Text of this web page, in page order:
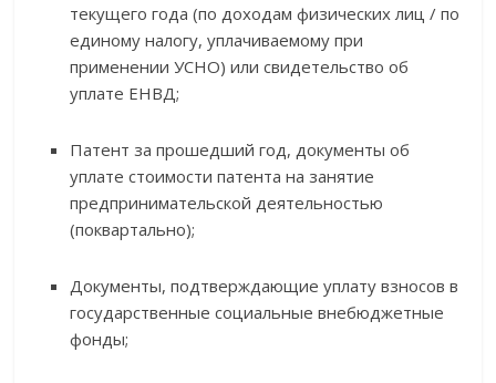
текущего года (по доходам физических лиц / по
единому налогу, уплачиваемому при
применении УСНО) или свидетельство об
уплате ЕНВД;
Патент за прошедший год, документы об
уплате стоимости патента на занятие
предпринимательской деятельностью
(поквартально);
Документы, подтверждающие уплату взносов в
государственные социальные внебюджетные
фонды;